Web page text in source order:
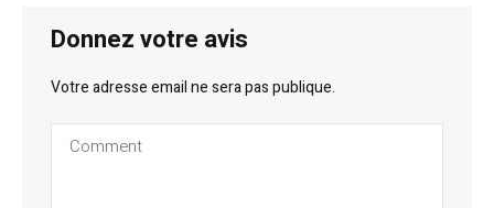
Donnez votre avis
Votre adresse email ne sera pas publique.